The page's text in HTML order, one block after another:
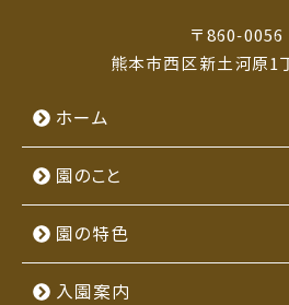
〒860-0056
熊本市西区新土河原1
ホーム
園のこと
園の特色
入園案内